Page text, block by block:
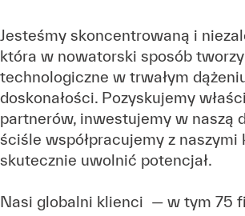
Jesteśmy skoncentrowaną i
która w nowatorski sposób
technologiczne w trwałym
doskonałości. Pozyskujemy
partnerów, inwestujemy w naszą
ściśle współpracujemy z naszymi
skutecznie uwolnić potencjał.
Nasi globalni klienci — w tym 75